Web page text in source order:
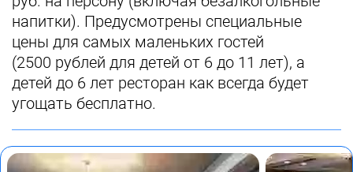
напитки). Предусмотрены специальные
цены для самых маленьких гостей
(2500 рублей для детей от 6 до 11 лет), а
детей до 6 лет ресторан как всегда будет
угощать бесплатно.